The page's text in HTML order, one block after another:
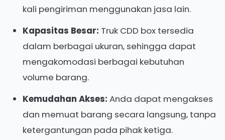
kali pengiriman menggunakan jasa lain.
Kapasitas Besar: Truk CDD box tersedia
dalam berbagai ukuran, sehingga dapat
mengakomodasi berbagai kebutuhan
volume barang.
Kemudahan Akses: Anda dapat mengakses
dan memuat barang secara langsung, tanpa
ketergantungan pada pihak ketiga.